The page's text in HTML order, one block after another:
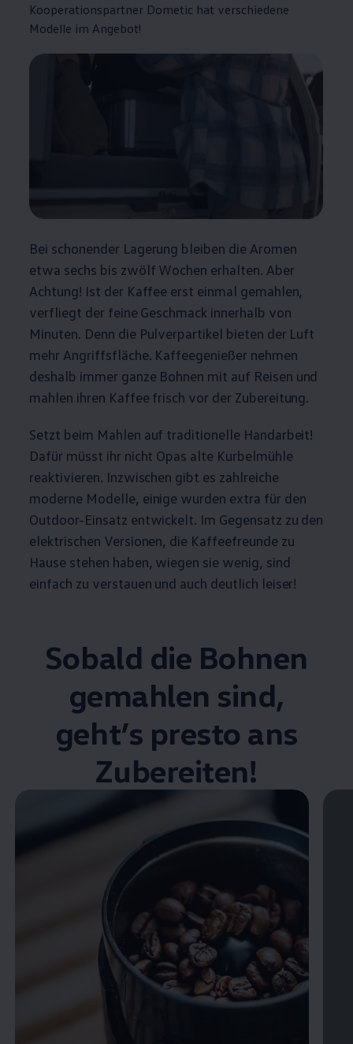
Kooperationspartner Dometic hat verschiedene
Modelle im Angebot!
Bei schonender Lagerung bleiben die Aromen
etwa sechs bis zwölf Wochen erhalten. Aber
Achtung! Ist der Kaffee erst einmal gemahlen,
verfliegt der feine Geschmack innerhalb von
Minuten. Denn die Pulverpartikel bieten der Luft
mehr Angriffsfläche. Kaffeegenießer nehmen
deshalb immer ganze Bohnen mit auf Reisen und
mahlen ihren Kaffee frisch vor der Zubereitung.
Setzt beim Mahlen auf traditionelle Handarbeit!
Dafür müsst ihr nicht Opas alte Kurbelmühle
reaktivieren. Inzwischen gibt es zahlreiche
moderne Modelle, einige wurden extra für den
Outdoor-Einsatz entwickelt. Im Gegensatz zu den
elektrischen Versionen, die Kaffeefreunde zu
Hause stehen haben, wiegen sie wenig, sind
einfach zu verstauen und auch deutlich leiser!
Sobald die Bohnen
gemahlen sind,
geht’s presto ans
Zubereiten!